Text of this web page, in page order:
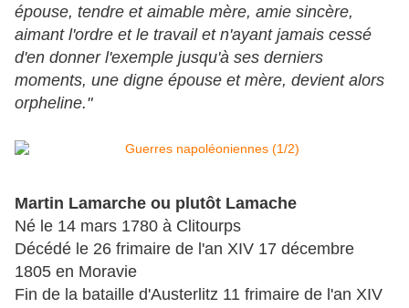
épouse, tendre et aimable mère, amie sincère,
aimant l'ordre et le travail et n'ayant jamais cessé
d'en donner l'exemple jusqu'à ses derniers
moments, une digne épouse et mère, devient alors
orpheline."
Martin Lamarche ou plutôt Lamache
Né le 14 mars 1780 à Clitourps
Décédé le 26 frimaire de l'an XIV 17 décembre
1805 en Moravie
Fin de la bataille d'Austerlitz 11 frimaire de l'an XIV